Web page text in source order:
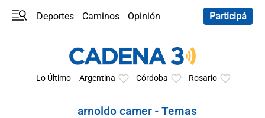
Deportes Caminos
Opinión
Participá
Lo Último Argentina Córdoba Rosario
arnoldo camer - Temas